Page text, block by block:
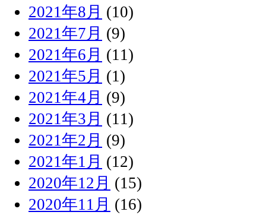
2021年8月 (10)
2021年7月 (9)
2021年6月 (11)
2021年5月 (1)
2021年4月 (9)
2021年3月 (11)
2021年2月 (9)
2021年1月 (12)
2020年12月 (15)
2020年11月 (16)